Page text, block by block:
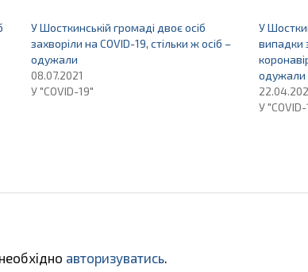
У Шосткинській громаді двоє осіб
захворіли на COVID-19, стільки ж осіб –
одужали
08.07.2021
У "COVID-19"
У
випадки
одужали
У
авторизуватись.